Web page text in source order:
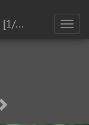
[1/11]